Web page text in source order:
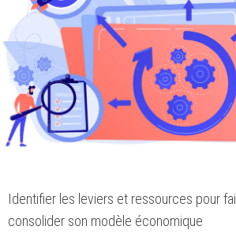
Identifier les leviers et ressources pour
consolider son modèle économique